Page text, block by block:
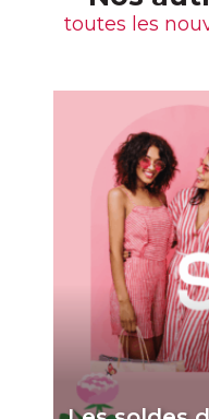
toutes les